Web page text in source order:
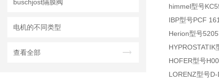
buschjost隔膜阀
电机的不同类型
查看全部
himmel型号
IBP型号PCF
Herion型号
HOFER型号
LORENZ型号